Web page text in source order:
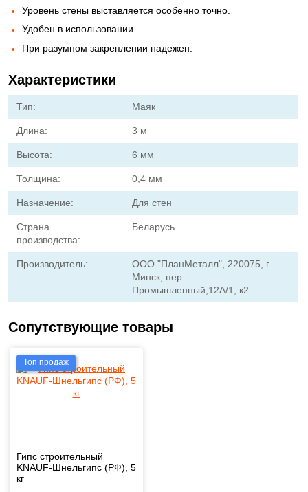
Уровень стены выставляется особенно точно.
Удобен в использовании.
При разумном закреплении надежен.
Характеристики
Тип: Маяк
Длина: 3 м
Высота: 6 мм
Толщина: 0,4 мм
Назначение: Для стен
Страна
производства:
Беларусь
Производитель:
ООО "ПланМеталл", 220075, г.
Минск, пер.
Промышленный,12А/1, к2
Сопутствующие товары
Топ продаж
Гипс строительный
KNAUF-Шнельгипс (РФ), 5
кг